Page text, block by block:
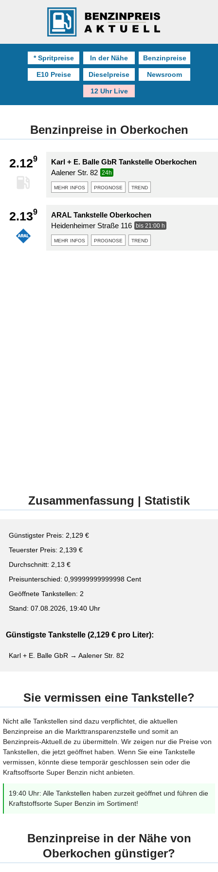
* Spritpreise In der Nähe Benzinpreise
E10 Preise Dieselpreise Newsroom
12 Uhr Live
Benzinpreise in Oberkochen
2.129
Karl + E. Balle GbR Tankstelle Oberkochen
Aalener Str. 82
24h
mehr infos prognose trend
2.139
ARAL Tankstelle Oberkochen
Heidenheimer Straße 116
bis 21:00 h
mehr infos prognose trend
Zusammenfassung | Statistik
Günstigster Preis: 2,129 €
Teuerster Preis: 2,139 €
Durchschnitt: 2,13 €
Preisunterschied: 0,99999999999998 Cent
Geöffnete Tankstellen: 2
Stand: 07.08.2026, 19:40 Uhr
Günstigste Tankstelle (2,129 € pro Liter):
Karl + E. Balle GbR → Aalener Str. 82
Sie vermissen eine Tankstelle?
Nicht alle Tankstellen sind dazu verpflichtet, die aktuellen
Benzinpreise an die Markttransparenzstelle und somit an
Benzinpreis-Aktuell.de zu übermitteln. Wir zeigen nur die Preise von
Tankstellen, die jetzt geöffnet haben. Wenn Sie eine Tankstelle
vermissen, könnte diese temporär geschlossen sein oder die
Kraftsoffsorte Super Benzin nicht anbieten.
19:40 Uhr: Alle Tankstellen haben zurzeit geöffnet und führen die
Kraftstoffsorte Super Benzin im Sortiment!
Benzinpreise in der Nähe von
Oberkochen günstiger?